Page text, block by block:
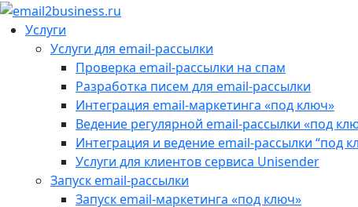
Услуги
Услуги для email-рассылки
Проверка email-рассылки на спам
Разработка писем для email-рассылки
Интеграция email-маркетинга «под ключ»
Ведение регулярной email-рассылки «под
Интеграция и ведение email-рассылки “под
Услуги для клиентов сервиса Unisender
Запуск email-рассылки
Запуск email-маркетинга «под ключ»